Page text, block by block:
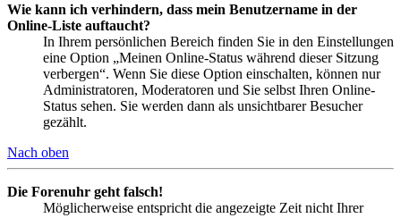
Wie kann ich verhindern, dass mein Benutzername in der
Online-Liste auftaucht?
In Ihrem persönlichen Bereich finden Sie in den Einstellungen
eine Option „Meinen Online-Status während dieser Sitzung
verbergen“. Wenn Sie diese Option einschalten, können nur
Administratoren, Moderatoren und Sie selbst Ihren Online-
Status sehen. Sie werden dann als unsichtbarer Besucher
gezählt.
Nach oben
Die Forenuhr geht falsch!
Möglicherweise entspricht die angezeigte Zeit nicht Ihrer